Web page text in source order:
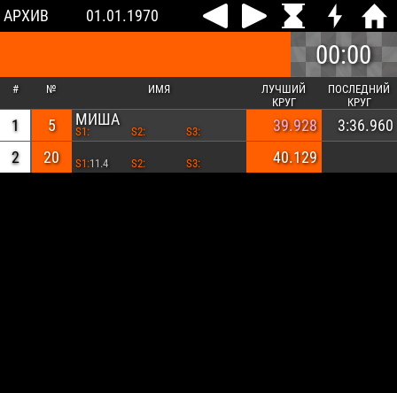
АРХИВ 01.01.1970
00:00
# № ИМЯ
ЛУЧШИЙ
КРУГ
ПОСЛЕДНИЙ
КРУГ
1 5 МИША
S1: S2: S3: 39.928
3:36.960
2
20 S1:11.4 S2: S3: 40.129